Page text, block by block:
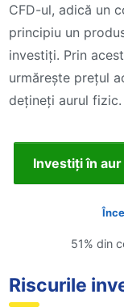
CFD-ul, adică un
principiu un
investiți. Prin
urmărește prețul
dețineți aurul fizic.
Investiți în
51% din
Riscurile